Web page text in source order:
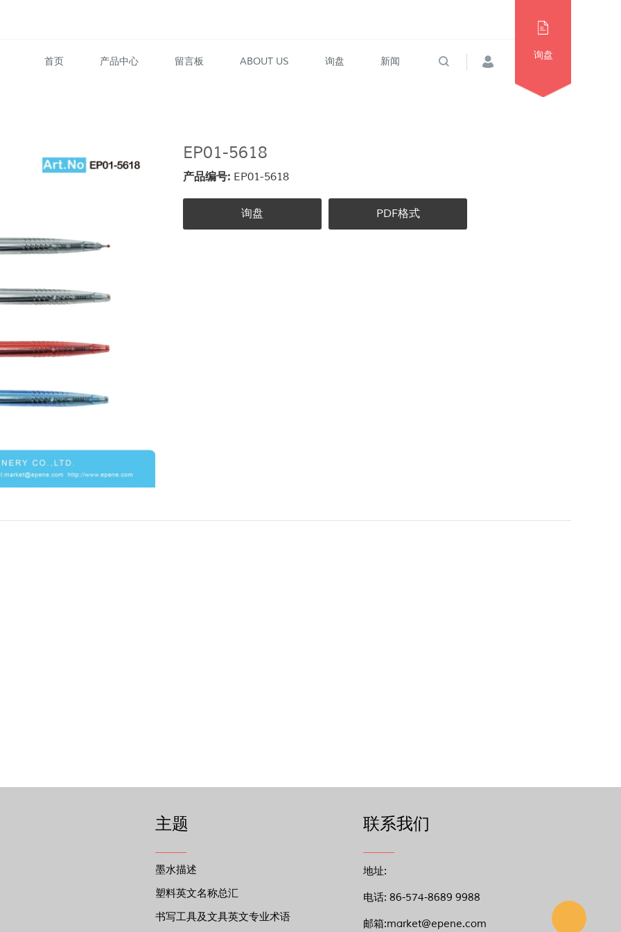
首页 产品中心 留言板 ABOUT US 询盘 新闻
询盘
EP01-5618
产品编号: EP01-5618
询盘 PDF格式
主题
墨水描述
塑料英文名称总汇
书写工具及文具英文专业术语
联系我们
地址:
电话: 86-574-8689 9988
邮箱:market@epene.com